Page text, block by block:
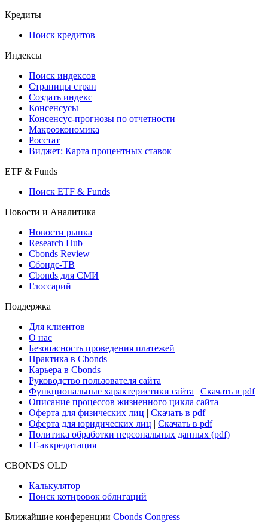
Кредиты
Поиск кредитов
Индексы
Поиск индексов
Страницы стран
Создать индекс
Консенсусы
Консенсус-прогнозы по отчетности
Макроэкономика
Росстат
Виджет: Карта процентных ставок
ETF & Funds
Поиск ETF & Funds
Новости и Аналитика
Новости рынка
Research Hub
Cbonds Review
Сбондс-ТВ
Cbonds для СМИ
Глоссарий
Поддержка
Для клиентов
О нас
Безопасность проведения платежей
Практика в Cbonds
Карьера в Cbonds
Руководство пользователя сайта
Функциональные характеристики сайта | Скачать в pdf
Описание процессов жизненного цикла сайта
Оферта для физических лиц | Скачать в pdf
Оферта для юридических лиц | Скачать в pdf
Политика обработки персональных данных (pdf)
IT-аккредитация
CBONDS OLD
Калькулятор
Поиск котировок облигаций
Ближайшие конференции Cbonds Congress